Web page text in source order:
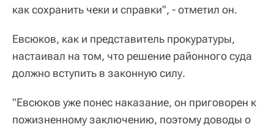
как сохранить чеки и справки", - отметил он.
Евсюков, как и представитель прокуратуры,
настаивал на том, что решение районного суда
должно вступить в законную силу.
"Евсюков уже понес наказание, он приговорен к
пожизненному заключению, поэтому доводы о